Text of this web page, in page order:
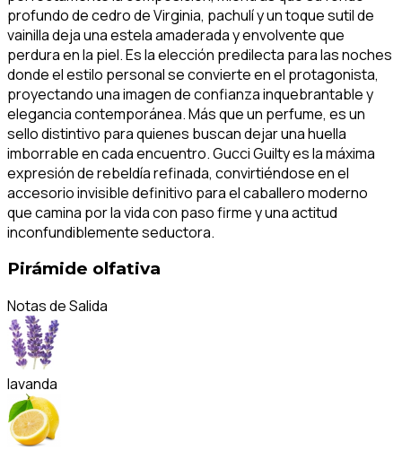
profundo de cedro de Virginia, pachulí y un toque sutil de
vainilla deja una estela amaderada y envolvente que
perdura en la piel. Es la elección predilecta para las noches
donde el estilo personal se convierte en el protagonista,
proyectando una imagen de confianza inquebrantable y
elegancia contemporánea. Más que un perfume, es un
sello distintivo para quienes buscan dejar una huella
imborrable en cada encuentro. Gucci Guilty es la máxima
expresión de rebeldía refinada, convirtiéndose en el
accesorio invisible definitivo para el caballero moderno
que camina por la vida con paso firme y una actitud
inconfundiblemente seductora.
Pirámide olfativa
Notas de Salida
lavanda